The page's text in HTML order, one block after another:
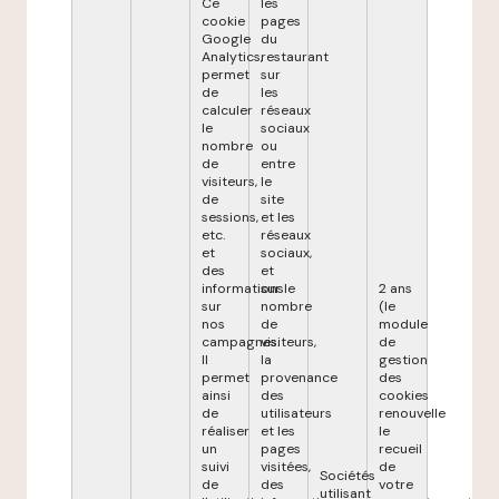
cookie
Google
Analytics,
permet
de
calculer
le
nombre
de
visiteurs,
de
sessions,
etc.
et
des
informations
sur
nos
campagnes.
Il
permet
ainsi
de
réaliser
un
suivi
de
pages
du
restaurant
sur
les
réseaux
sociaux
ou
entre
le
site
et les
réseaux
sociaux,
et
sur le
nombre
de
visiteurs,
la
provenance
des
utilisateurs
et les
pages
visitées,
des
Sociétés
utilisant
2 ans
(le
module
de
gestion
des
cookies
renouvelle
le
recueil
de
votre